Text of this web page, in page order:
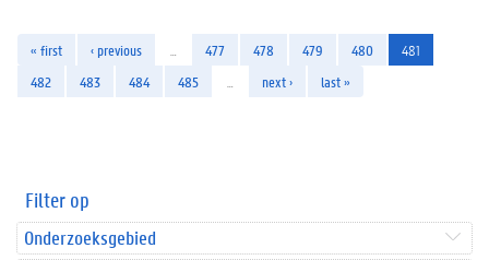
« first ‹ previous 477 478 479 480
481
482
483 484 485 next › last »
Filter op
Onderzoeksgebied